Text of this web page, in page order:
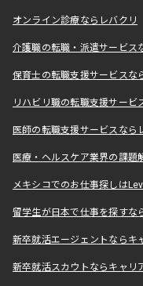
オンライン診療ならレバクリ
介護職の転職・派遣サービス
保育士の転職支援サービスな
リハビリ職の転職支援サービ
医師の転職支援サービスなら
医療・ヘルスケア業界の課題
メキシコでのお仕事探しは
留学生が日本で仕事を探すな
新卒就活エージェントならキ
新卒就活スカウトならキャリ